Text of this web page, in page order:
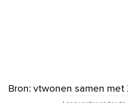
Bron: vtwonen samen met